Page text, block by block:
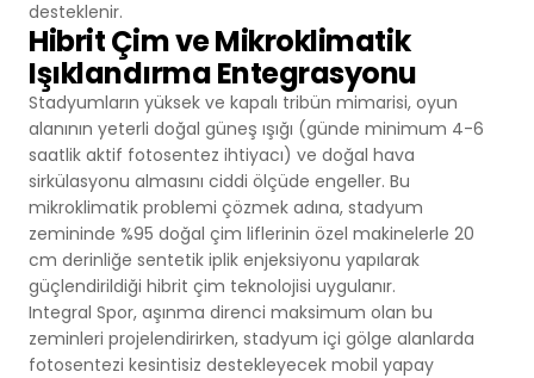
Hipodromlar
desteklenir.
Hibrit Çim ve Mikroklimatik
Işıklandırma Entegrasyonu
Stadyumların yüksek ve kapalı tribün mimarisi, oyun
alanının yeterli doğal güneş ışığı (günde minimum 4-6
saatlik aktif fotosentez ihtiyacı) ve doğal hava
sirkülasyonu almasını ciddi ölçüde engeller. Bu
mikroklimatik problemi çözmek adına, stadyum
zemininde %95 doğal çim liflerinin özel makinelerle 20
cm derinliğe sentetik iplik enjeksiyonu yapılarak
güçlendirildiği hibrit çim teknolojisi uygulanır.
Integral Spor, aşınma direnci maksimum olan bu
zeminleri projelendirirken, stadyum içi gölge alanlarda
fotosentezi kesintisiz destekleyecek mobil yapay